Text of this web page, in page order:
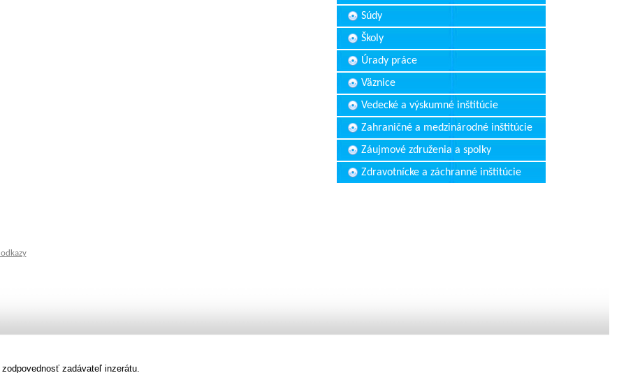
Súdy
Školy
Úrady práce
Väznice
Vedecké a výskumné inštitúcie
Zahraničné a medzinárodné inštitúcie
Záujmové združenia a spolky
Zdravotnícke a záchranné inštitúcie
zadávateľ inzerátu.